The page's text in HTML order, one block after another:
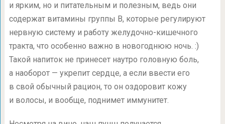
и ярким, но и питательным и полезным, ведь они
содержат витамины группы B, которые регулируют
нервную систему и работу желудочно-кишечного
тракта, что особенно важно в новогоднюю ночь. :)
Такой напиток не принесет наутро головную боль,
а наоборот — укрепит сердце, а если ввести его
в свой обычный рацион, то он оздоровит кожу
и волосы, и вообще, поднимет иммунитет.